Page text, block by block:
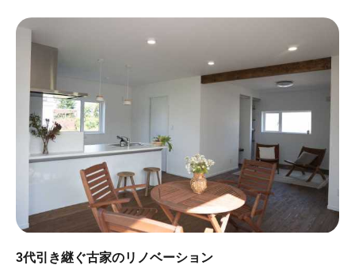
#ナチュラル
#ハンモック
#コンクリート壁
#こだわりインテリア #こだわりキッチン
#自転車収納 #作り付けの家具 #あえて古材
#黒板 #無垢の木 #タイル #壁一面本棚
#ヘリンボーン床
3代引き継ぐ古家のリノベーション